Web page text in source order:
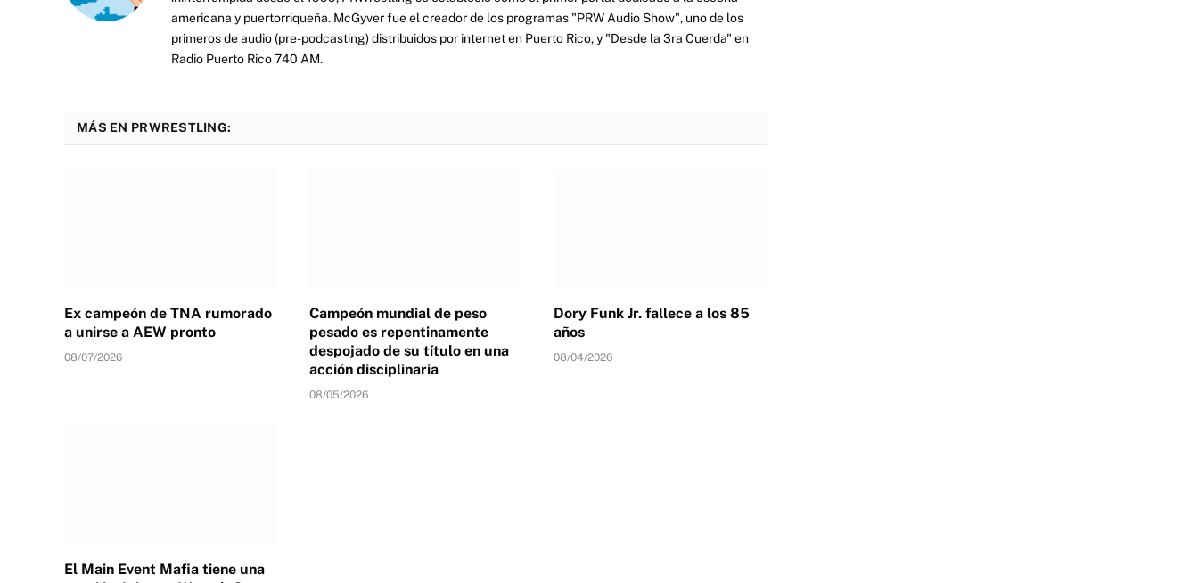
americana y puertorriqueña. McGyver fue el creador de los programas "PRW Audio Show", uno de los
primeros de audio (pre-podcasting) distribuidos por internet en Puerto Rico, y "Desde la 3ra Cuerda" en
Radio Puerto Rico 740 AM.
MÁS EN PRWRESTLING:
Ex campeón de TNA rumorado
a unirse a AEW pronto
08/07/2026
Campeón mundial de peso
pesado es repentinamente
despojado de su título en una
acción disciplinaria
08/05/2026
Dory Funk Jr. fallece a los 85
años
08/04/2026
El Main Event Mafia tiene una